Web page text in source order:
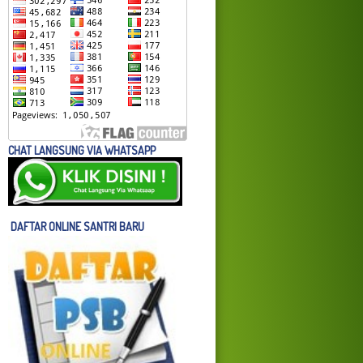
CHAT LANGSUNG VIA WHATSAPP
DAFTAR ONLINE SANTRI BARU